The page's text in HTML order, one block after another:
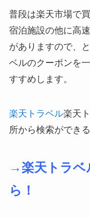
普段は楽天市場で
宿泊施設の他に高
がありますので、
ベルのクーポンを
すすめします。
楽天トラベル楽天
所から検索ができ
→楽天トラベ
ら！